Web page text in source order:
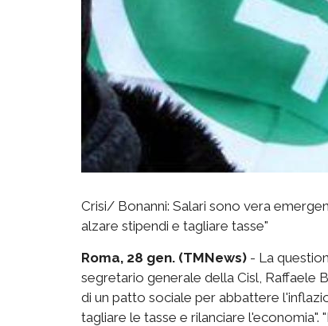
Crisi/ Bonanni: Salari sono vera
alzare stipendi e tagliare tasse"
Roma, 28 gen. (TMNews) - La
segretario generale della Cisl, Raffaele
di un patto sociale per abbattere
tagliare le tasse e rilanciare